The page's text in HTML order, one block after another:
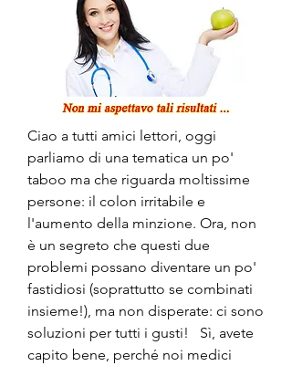
Ciao a tutti amici lettori, oggi
parliamo di una tematica un po'
taboo ma che riguarda moltissime
persone: il colon irritabile e
l'aumento della minzione. Ora, non
è un segreto che questi due
problemi possano diventare un po'
fastidiosi (soprattutto se combinati
insieme!), ma non disperate: ci sono
soluzioni per tutti i gusti!   Sì, avete
capito bene, perché noi medici